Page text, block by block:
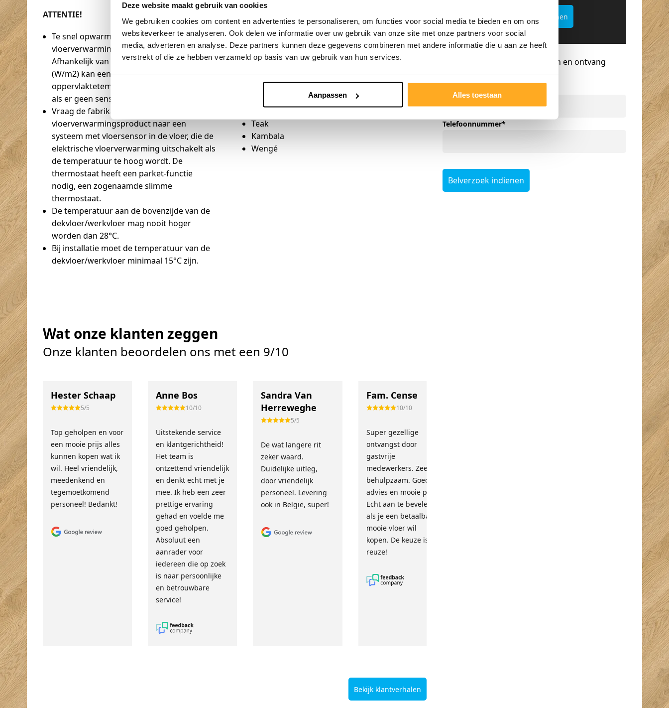
Deze website maakt gebruik van cookies
We gebruiken cookies om content en advertenties te personaliseren, om functies voor social media te bieden en om ons
websiteverkeer te analyseren. Ook delen we informatie over uw gebruik van onze site met onze partners voor social
media, adverteren en analyse. Deze partners kunnen deze gegevens combineren met andere informatie die u aan ze heeft
verstrekt of die ze hebben verzameld op basis van uw gebruik van hun services.
Aanpassen Alles toestaan
ATTENTIE!
Te snel opwarmende elektrische
vloerverwarming kan het parket schaden.
Afhankelijk van de verwarmingscapaciteit
(W/m2) kan een zeer hoge
oppervlaktetemperatuur behaald worden
als er geen sensor is gebruikt.
Vraag de fabrikant van het desbetreffende
vloerverwarmingsproduct naar een
systeem met vloersensor in de vloer, die de
elektrische vloerverwarming uitschakelt als
de temperatuur te hoog wordt. De
thermostaat heeft een parket-functie
nodig, een zogenaamde slimme
thermostaat.
De temperatuur aan de bovenzijde van de
dekvloer/werkvloer mag nooit hoger
worden dan 28°C.
Bij installatie moet de temperatuur van de
dekvloer/werkvloer minimaal 15°C zijn.
Afrormosia
Merbau
Afzelia
Bamboe
Europees eiken
Teak
Kambala
Wengé
Wat onze klanten zeggen
Onze klanten beoordelen ons met een 9/10
Hester Schaap
5/5
Top geholpen en voor
een mooie prijs alles
kunnen kopen wat ik
wil. Heel vriendelijk,
meedenkend en
tegemoetkomend
personeel! Bedankt!
Anne Bos
10/10
Uitstekende service
en klantgerichtheid!
Het team is
ontzettend vriendelijk
en denkt echt met je
mee. Ik heb een zeer
prettige ervaring
gehad en voelde me
goed geholpen.
Absoluut een
aanrader voor
iedereen die op zoek
is naar persoonlijke
en betrouwbare
service!
Sandra Van
Herreweghe
5/5
De wat langere rit
zeker waard.
Duidelijke uitleg,
door vriendelijk
personeel. Levering
ook in België, super!
Fam. Cense
10/10
Super gezellige
ontvangst door
gastvrije
medewerkers. Zeer
behulpzaam. Goed
advies en mooie prijs.
Echt aan te bevelen
als je een betaalbare,
mooie vloer wil
kopen. De keuze is
reuze!
hapje en een drankje
erbij. Top prijzen en
vriendelijke mensen
Bekijk klantverhalen
Offertekiller openen
Gratis advies op maat
Vraag een terugbelverzoek aan en ontvang
Telefoonnummer*
Belverzoek indienen